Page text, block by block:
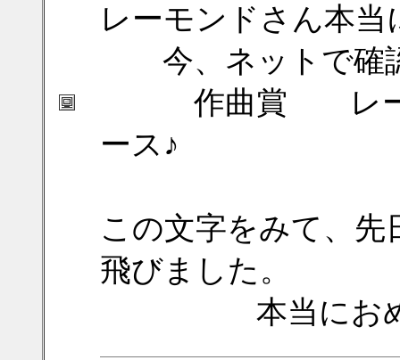
レーモンドさん本
今、ネットで確
作曲賞 レーモ
ース♪
この文字をみて、
飛びました。
本当におめで